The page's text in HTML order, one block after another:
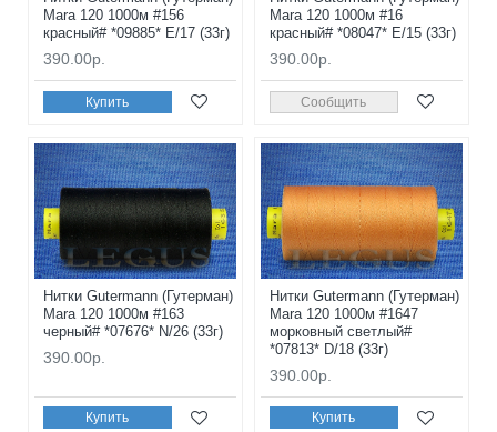
Mara 120 1000м #156
красный# *09885* E/17 (33г)
390.00р.
Купить
Mara 120 1000м #16
красный# *08047* E/15 (33г)
390.00р.
Сообщить
Нитки Gutermann (Гутерман)
Mara 120 1000м #163
черный# *07676* N/26 (33г)
390.00р.
Купить
Нитки Gutermann (Гутерман)
Mara 120 1000м #1647
морковный светлый#
*07813* D/18 (33г)
390.00р.
Купить